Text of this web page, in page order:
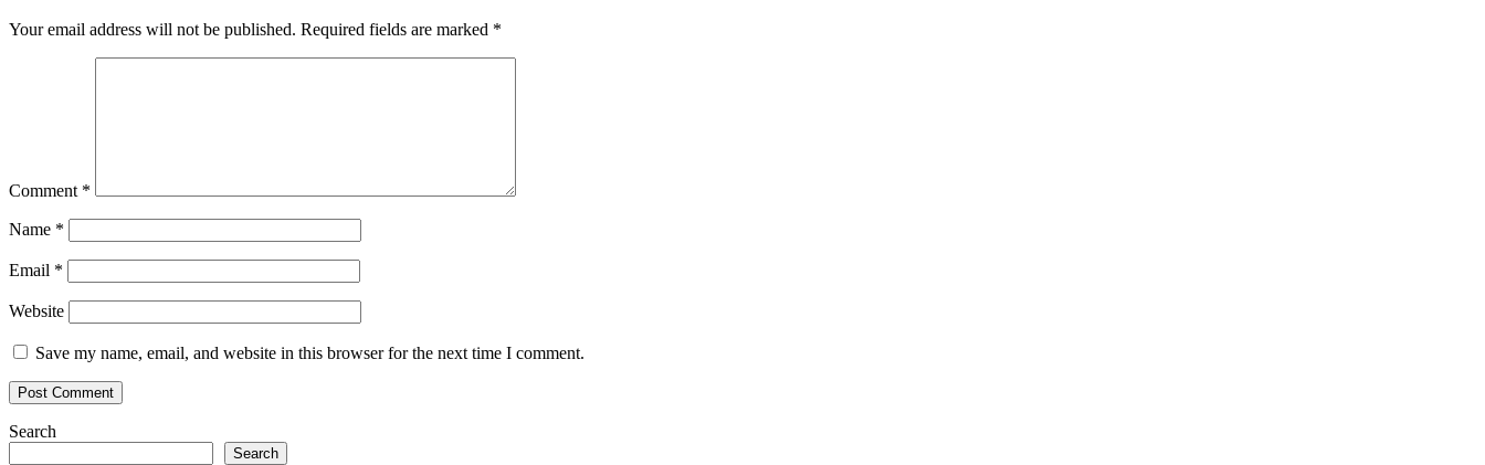
Your email address will not be published. Required fields are marked *
Comment *
Name *
Email *
Website
Save my name, email, and website in this browser for the next time I comment.
Search
Search